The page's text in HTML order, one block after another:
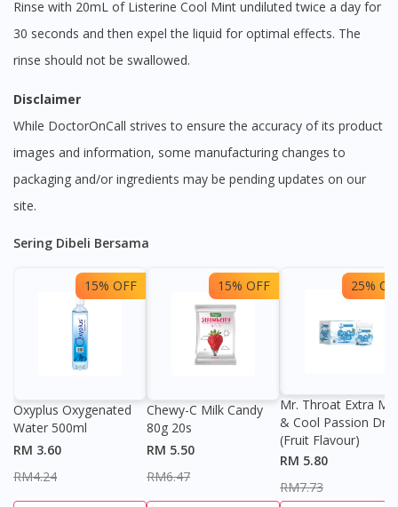
Rinse with 20mL of Listerine Cool Mint undiluted twice a day for
30 seconds and then expel the liquid for optimal effects. The
rinse should not be swallowed.
Disclaimer
While DoctorOnCall strives to ensure the accuracy of its product
images and information, some manufacturing changes to
packaging and/or ingredients may be pending updates on our
site.
Sering Dibeli Bersama
15% OFF
Oxyplus Oxygenated
Water 500ml
RM 3.60
RM4.24
15% OFF
Chewy-C Milk Candy
80g 20s
RM 5.50
RM6.47
25%
Mr. Throat Extra
& Cool Passion
(Fruit Flavour)
RM 5.80
RM7.73